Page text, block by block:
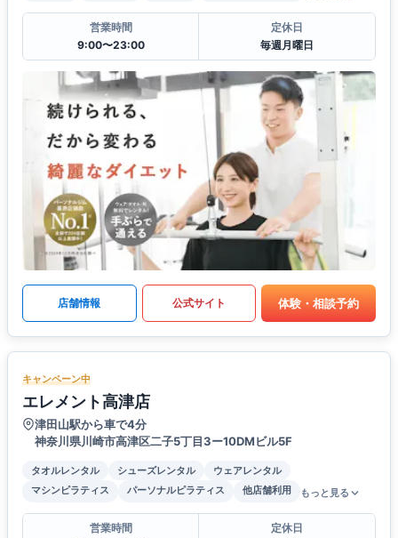
営業時間
9:00〜23:00
定休日
毎週月曜日
店舗情報 公式サイト 体験・相談予約
キャンペーン中
エレメント高津店
津田山駅から車で4分
神奈川県川崎市高津区二子5丁目3ー10DMビル5F
タオルレンタル シューズレンタル
ウェアレンタル
マシンピラティス
パーソナルピラティス 他店舗利用 もっと見る
営業時間
定休日